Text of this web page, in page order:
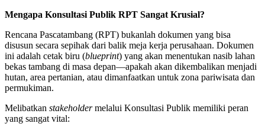
Mengapa Konsultasi Publik RPT Sangat Krusial?
Rencana Pascatambang (RPT) bukanlah dokumen yang bisa
disusun secara sepihak dari balik meja kerja perusahaan. Dokumen
ini adalah cetak biru (blueprint) yang akan menentukan nasib lahan
bekas tambang di masa depan—apakah akan dikembalikan menjadi
hutan, area pertanian, atau dimanfaatkan untuk zona pariwisata dan
permukiman.
Melibatkan stakeholdermelalui Konsultasi Publik memiliki peran
yang sangat vital: